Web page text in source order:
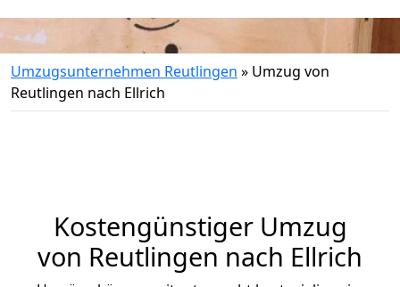
Umzugsunternehmen Reutlingen » Umzug von
Reutlingen nach Ellrich
Kostengünstiger Umzug
von Reutlingen nach Ellrich